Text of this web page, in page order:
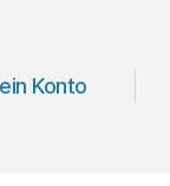
Konto